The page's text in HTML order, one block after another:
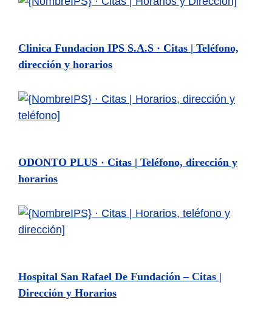
Clinica Fundacion IPS S.A.S · Citas | Teléfono,
dirección y horarios
ODONTO PLUS · Citas | Teléfono, dirección y
horarios
Hospital San Rafael De Fundación – Citas |
Dirección y Horarios